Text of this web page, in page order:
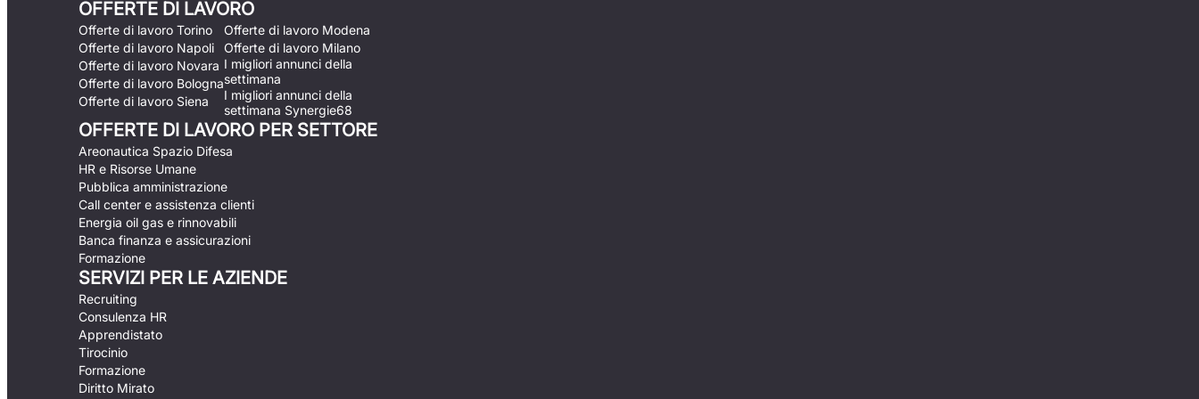
OFFERTE DI LAVORO
Offerte di lavoro Torino
Offerte di lavoro Napoli
Offerte di lavoro Novara
Offerte di lavoro Bologna
Offerte di lavoro Siena
Offerte di lavoro Modena
Offerte di lavoro Milano
I migliori annunci della
settimana
I migliori annunci della
settimana Synergie68
OFFERTE DI LAVORO PER SETTORE
Areonautica Spazio Difesa
HR e Risorse Umane
Pubblica amministrazione
Call center e assistenza clienti
Energia oil gas e rinnovabili
Banca finanza e assicurazioni
Formazione
SERVIZI PER LE AZIENDE
Recruiting
Consulenza HR
Apprendistato
Tirocinio
Formazione
Diritto Mirato